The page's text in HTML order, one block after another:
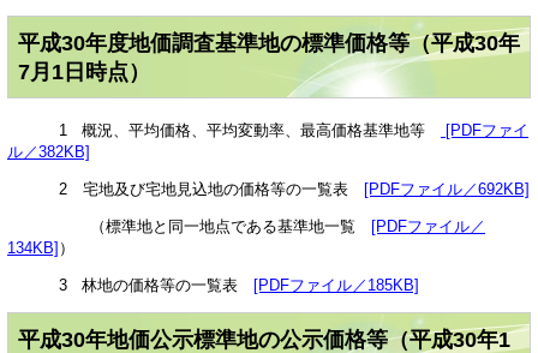
平成30年度地価調査基準地の標準価格等（平成30年
7月1日時点）
1 概況、平均価格、平均変動率、最高価格基準地等
[PDFファイ
ル／382KB]
2 宅地及び宅地見込地の価格等の一覧表 [PDFファイル／692KB]
（標準地と同一地点である基準地一覧 [PDFファイル／
134KB] ）
3 林地の価格等の一覧表 [PDFファイル／185KB]
平成30年地価公示標準地の公示価格等（平成30年1